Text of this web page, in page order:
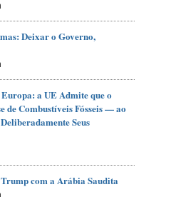
Deixar o Governo,
a UE Admite que o
de Combustíveis Fósseis — ao
Seus
com a Arábia Saudita